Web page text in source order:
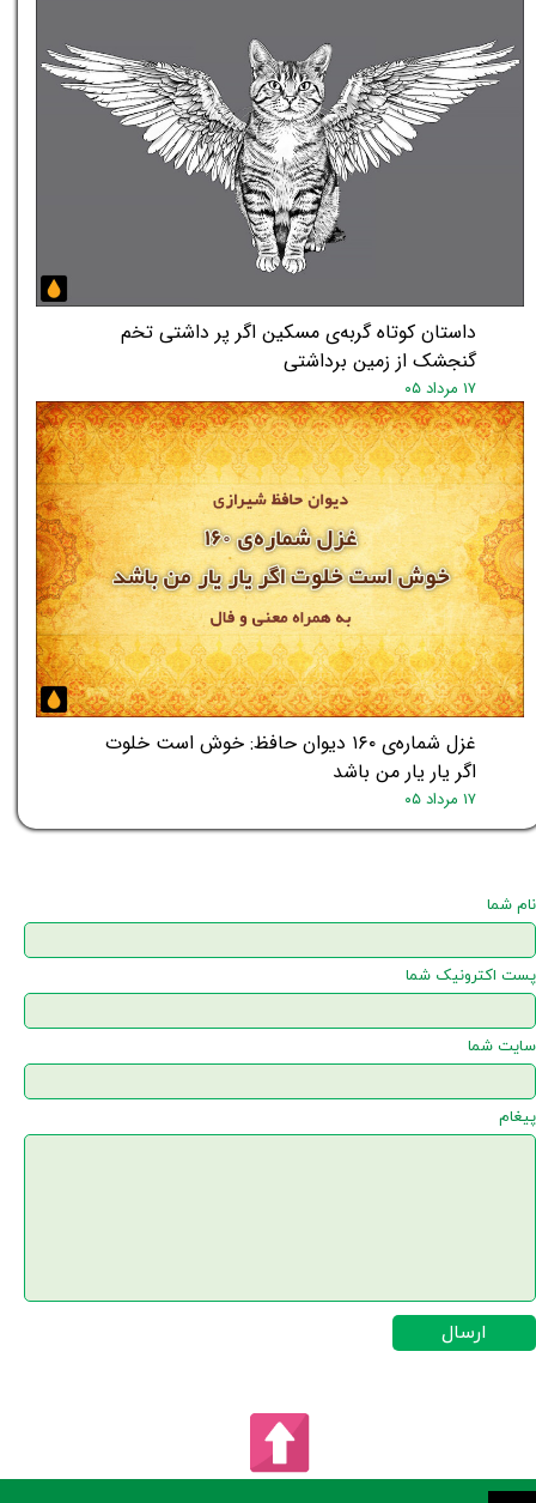
داستان کوتاه گربه‌ی مسکین اگر پر داشتی تخم
گنجشک از زمین برداشتی
۱۷ مرداد ۰۵
غزل شماره‌ی ۱۶۰ دیوان حافظ: خوش است خلوت
اگر یار یار من باشد
۱۷ مرداد ۰۵
نام شما
پست اکترونیک شما
سایت شما
پیغام
ارسال